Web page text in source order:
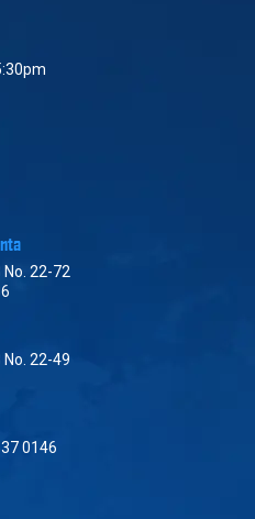
No. 22-72
No. 22-49
0146